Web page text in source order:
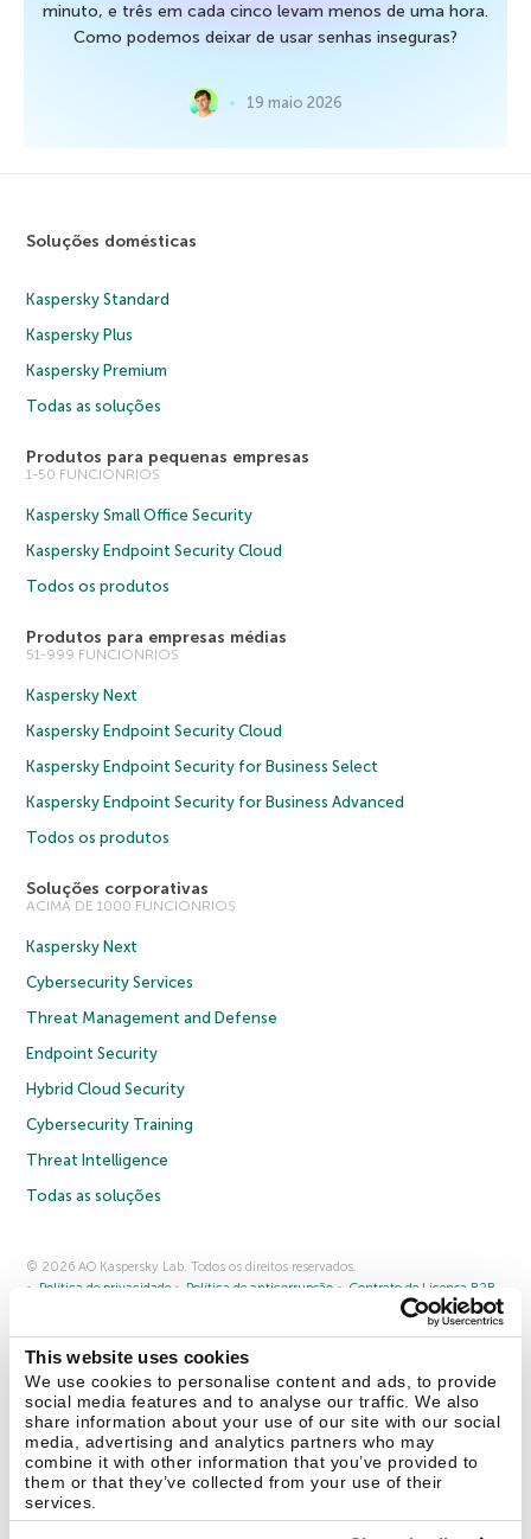
This website uses cookies
We use cookies to personalise content and ads, to provide
social media features and to analyse our traffic. We also
share information about your use of our site with our social
media, advertising and analytics partners who may
combine it with other information that you’ve provided to
them or that they’ve collected from your use of their
services.
minuto, e três em cada cinco levam menos de uma hora.
Como podemos deixar de usar senhas inseguras?
19 maio 2026
Soluções domésticas
Kaspersky Standard
Kaspersky Plus
Kaspersky Premium
Todas as soluções
Produtos para pequenas empresas
1-50 FUNCIONRIOS
Kaspersky Small Office Security
Kaspersky Endpoint Security Cloud
Todos os produtos
Produtos para empresas médias
51-999 FUNCIONRIOS
Kaspersky Next
Kaspersky Endpoint Security Cloud
Kaspersky Endpoint Security for Business Select
Kaspersky Endpoint Security for Business Advanced
Todos os produtos
Soluções corporativas
ACIMA DE 1000 FUNCIONRIOS
Kaspersky Next
Cybersecurity Services
Threat Management and Defense
Endpoint Security
Hybrid Cloud Security
Cybersecurity Training
Threat Intelligence
Todas as soluções
© 2026 AO Kaspersky Lab. Todos os direitos reservados.
Política de privacidade
Política de anticorrupção
Contrato de Licença B2B
Cookies
Fale conosco Sobre a Kaspersky Parceiros
Comunicado à imprensa
Securelist Eugene Personal Blog